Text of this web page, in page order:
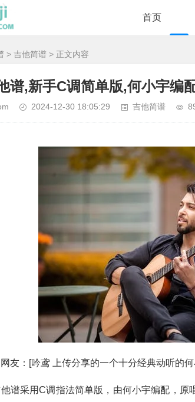
首页
> 吉他简谱 > 正文内容
谱,新手C调简单版,何小宇编
2024-12-30 18:05:29 吉他简谱
友：[吟鸢 上传分享的一个十分经典动听的何
谱采用C调指法简单版，由何小宇编配，